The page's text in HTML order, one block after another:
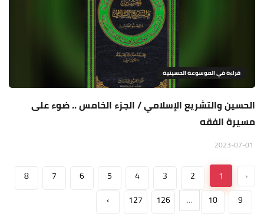
قراءة في الموسوعة الحسينية
الحسين والتشريع الإسلامي / الجزء الخامس .. ضوء على
مسيرة الفقه
‹
1
2
3
4
5
6
7
8
9
10
...
126
127
›